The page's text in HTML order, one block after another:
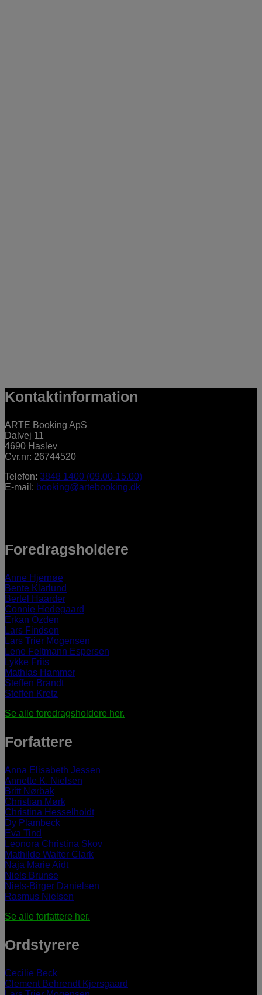
Kontaktinformation
ARTE Booking ApS
Dalvej 11
4690 Haslev
Cvr.nr: 26744520
Telefon: 3848 1400 (09.00-15.00)
E-mail: booking@artebooking.dk
Foredragsholdere
Anne Hjernøe
Bente Klarlund
Bertel Haarder
Connie Hedegaard
Erkan Özden
Lars Findsen
Lars Trier Mogensen
Lene Feltmann Espersen
Lykke Friis
Mathias Hammer
Steffen Brandt
Steffen Kretz
Se alle foredragsholdere her.
Forfattere
Anna Elisabeth Jessen
Annette K. Nielsen
Britt Nørbak
Christian Mørk
Christina Hesselholdt
Dy Plambeck
Eva Tind
Leonora Christina Skov
Mathilde Walter Clark
Naja Marie Aidt
Niels Brunse
Niels-Birger Danielsen
Rasmus Nielsen
Se alle forfattere her.
Ordstyrere
Cecilie Beck
Clement Behrendt Kjersgaard